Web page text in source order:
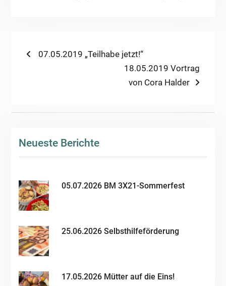
Beitragsnavigation
Previous
07.05.2019 „Teilhabe jetzt!“
Next
post:
18.05.2019 Vortrag
von Cora Halder
Neueste Berichte
05.07.2026 BM 3X21-Sommerfest
25.06.2026 Selbsthilfeförderung
17.05.2026 Mütter auf die Eins!